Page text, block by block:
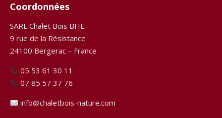
Coordonnées
SARL Chalet Bois BHE
9 rue de la Résistance
24100 Bergerac – France
05 53 61 30 11
07 85 57 37 76
info@chaletbois-nature.com